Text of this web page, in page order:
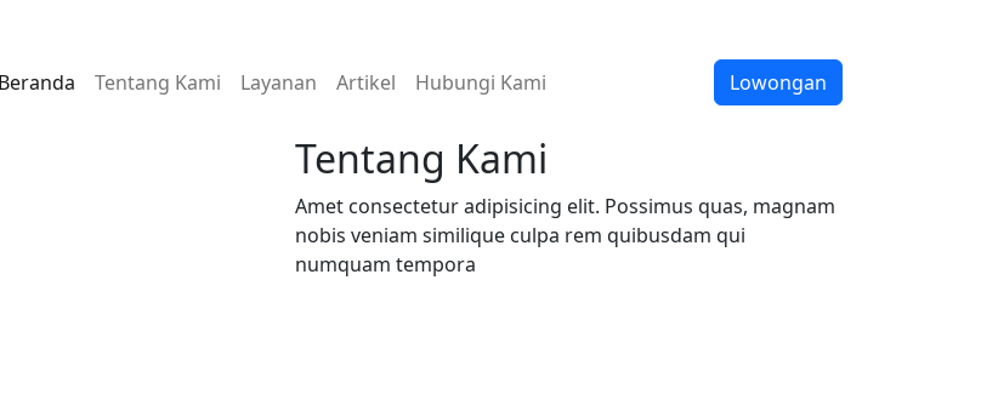
Beranda Tentang Kami Layanan Artikel Hubungi Kami Lowongan
Tentang Kami
Amet consectetur adipisicing elit. Possimus quas, magnam
nobis veniam similique culpa rem quibusdam qui
numquam tempora